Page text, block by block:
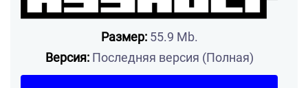
Размер:55.9 Mb.
Версия:Последняя версия (Полная)